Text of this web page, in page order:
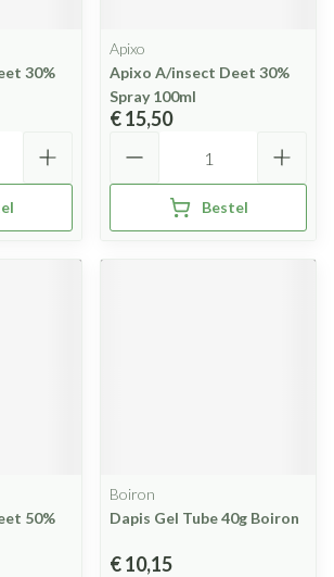
30%
Apixo
Apixo A/insect Deet 30%
Spray 100ml
€ 15,50
Bestel
50%
Boiron
Dapis Gel Tube 40g Boiron
€ 10,15